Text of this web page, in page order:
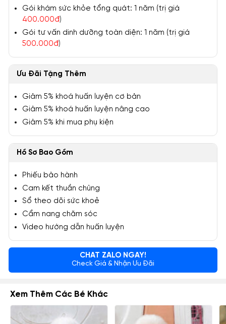
Gói khám sức khỏe tổng quát: 1 năm (trị giá
400.000đ)
Gói tư vấn dinh dưỡng toàn diện: 1 năm (trị giá
500.000đ)
Ưu Đãi Tặng Thêm
Giảm 5% khoá huấn luyện cơ bản
Giảm 5% khoá huấn luyện nâng cao
Giảm 5% khi mua phụ kiện
Hồ Sơ Bao Gồm
Phiếu bảo hành
Cam kết thuần chủng
Sổ theo dõi sức khoẻ
Cẩm nang chăm sóc
Video hướng dẫn huấn luyện
CHAT ZALO NGAY!
Check Giá & Nhận Ưu Đãi
Xem Thêm Các Bé Khác